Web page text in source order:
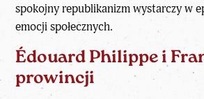
spokojny republikanizm wystarczy w
emocji społecznych.
Édouard Philippe i
prowincji